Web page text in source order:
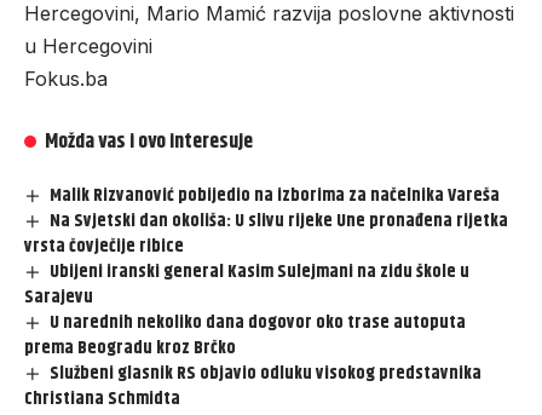
Hercegovini, Mario Mamić razvija poslovne aktivnosti
u Hercegovini
Fokus.ba
Možda vas i ovo interesuje
Malik Rizvanović pobijedio na izborima za načelnika Vareša
Na Svjetski dan okoliša: U slivu rijeke Une pronađena rijetka
vrsta čovječije ribice
Ubijeni iranski general Kasim Sulejmani na zidu škole u
Sarajevu
U narednih nekoliko dana dogovor oko trase autoputa
prema Beogradu kroz Brčko
Službeni glasnik RS objavio odluku visokog predstavnika
Christiana Schmidta